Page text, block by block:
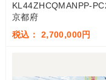
KL44ZHCQMANPP-
京都府
税込： 2,700,000円